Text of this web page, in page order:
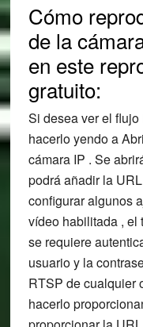
Cómo
de la
en este
gratuito:
Si desea ver el
hacerlo yendo a
cámara IP . Se
podrá añadir la
configurar algunos
vídeo habilitada , el
se requiere
usuario y la
RTSP de cualquier
hacerlo